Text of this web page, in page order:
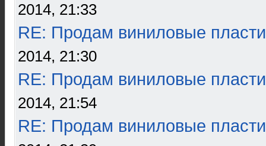
2014, 21:33
RE: Продам виниловые
2014, 21:30
RE: Продам виниловые
2014, 21:54
RE: Продам виниловые